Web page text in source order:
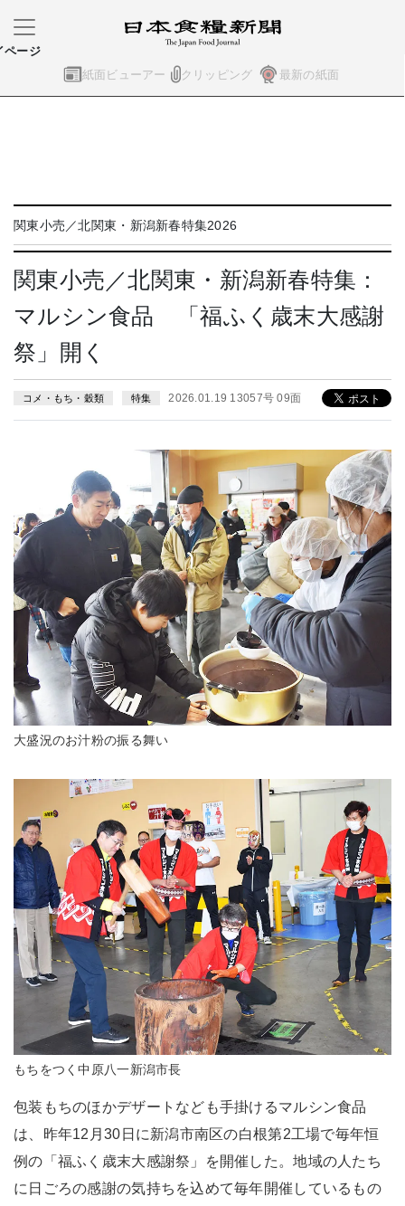
紙面ビューアー クリッピング 最新の紙面
ページ
関東小売／北関東・新潟新春特集2026
関東小売／北関東・新潟新春特集：
マルシン食品 「福ふく歳末大感謝
祭」開く
コメ・もち・穀類 特集 2026.01.19 13057号 09面
大盛況のお汁粉の振る舞い
もちをつく中原八一新潟市長
包装もちのほかデザートなども手掛けるマルシン食品
は、昨年12月30日に新潟市南区の白根第2工場で毎年恒
例の「福ふく歳末大感謝祭」を開催した。地域の人たち
に日ごろの感謝の気持ちを込めて毎年開催しているもの